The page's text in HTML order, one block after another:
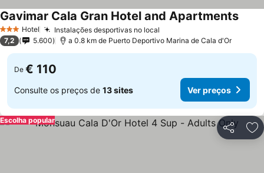
3 EstrelasHotel Instalações desportivas no local
Gavimar Cala Gran Hotel and Apartments
7,2 5.600 a 0.8 km de Puerto Deportivo Marina de Cala d'Or
De € 110
Consulte os preços de 13 sites Ver preços
Partilhar
Escolha popular